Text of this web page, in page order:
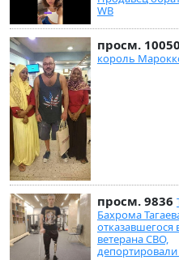
WB
просм. 10050
король
просм. 9836
Бахрома
отказавшегося
ветерана СВО,
депортировали